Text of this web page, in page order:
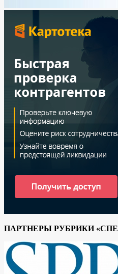
ПАРТНЕРЫ РУБРИКИ